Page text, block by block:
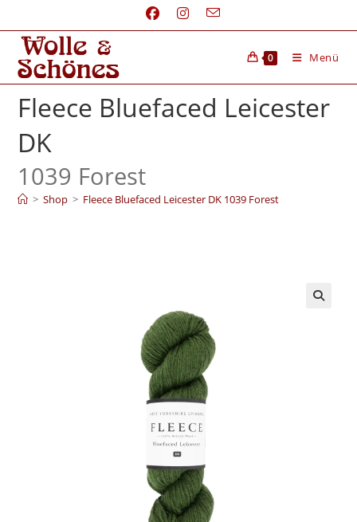
0 Menü
Fleece Bluefaced Leicester
DK
1039 Forest
> Shop > Fleece Bluefaced Leicester DK 1039 Forest